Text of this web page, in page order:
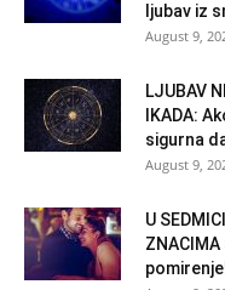
ljubav iz
August 9,
LJUBAV
IKADA:
sigurna
August 9,
U
ZNACIMA